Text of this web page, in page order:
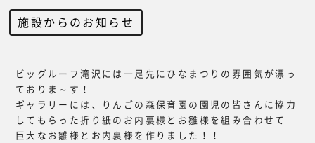
施設からのお知らせ
ビッグルーフ滝沢には一足先にひなまつりの雰囲気が漂っ
ておりま～す！
ギャラリーには、りんごの森保育園の園児の皆さんに協力
してもらった折り紙のお内裏様とお雛様を組み合わせて
巨大なお雛様とお内裏様を作りました！！